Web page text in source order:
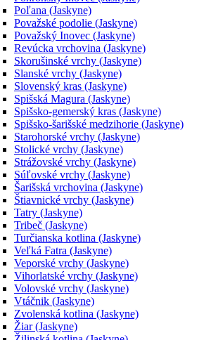
Poľana (Jaskyne)
Považské podolie (Jaskyne)
Považský Inovec (Jaskyne)
Revúcka vrchovina (Jaskyne)
Skorušinské vrchy (Jaskyne)
Slanské vrchy (Jaskyne)
Slovenský kras (Jaskyne)
Spišská Magura (Jaskyne)
Spišsko-gemerský kras (Jaskyne)
Spišsko-šarišské medzihorie (Jaskyne)
Starohorské vrchy (Jaskyne)
Stolické vrchy (Jaskyne)
Strážovské vrchy (Jaskyne)
Súľovské vrchy (Jaskyne)
Šarišská vrchovina (Jaskyne)
Štiavnické vrchy (Jaskyne)
Tatry (Jaskyne)
Tribeč (Jaskyne)
Turčianska kotlina (Jaskyne)
Veľká Fatra (Jaskyne)
Veporské vrchy (Jaskyne)
Vihorlatské vrchy (Jaskyne)
Volovské vrchy (Jaskyne)
Vtáčnik (Jaskyne)
Zvolenská kotlina (Jaskyne)
Žiar (Jaskyne)